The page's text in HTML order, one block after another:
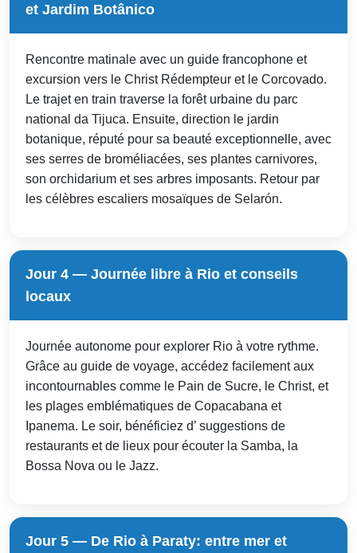
et Jardim Botânico
Rencontre matinale avec un guide francophone et
excursion vers le Christ Rédempteur et le Corcovado.
Le trajet en train traverse la forêt urbaine du parc
national da Tijuca. Ensuite, direction le jardin
botanique, réputé pour sa beauté exceptionnelle, avec
ses serres de broméliacées, ses plantes carnivores,
son orchidarium et ses arbres imposants. Retour par
les célèbres escaliers mosaïques de Selarón.
Jour 4 — Journée libre à Rio et conseils
locaux
Journée autonome pour explorer Rio à votre rythme.
Grâce au guide de voyage, accédez facilement aux
incontournables comme le Pain de Sucre, le Christ, et
les plages emblématiques de Copacabana et
Ipanema. Le soir, bénéficiez d’ suggestions de
restaurants et de lieux pour écouter la Samba, la
Bossa Nova ou le Jazz.
Jour 5 — De Rio à Paraty: entre mer et